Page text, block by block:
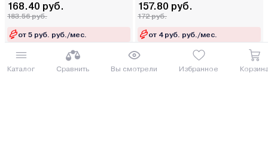
Каталог Сравнить Вы смотрели Избранное
168.40 руб.
183.56 руб.
от 5 руб. руб./мес.
Купить
157.80 руб.
172 руб.
от 4 руб. руб./мес.
Купить